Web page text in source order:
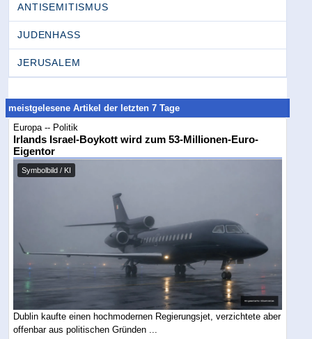
ANTISEMITISMUS
JUDENHASS
JERUSALEM
meistgelesene Artikel der letzten 7 Tage
Europa -- Politik
Irlands Israel-Boykott wird zum 53-Millionen-Euro-
Eigentor
Symbolbild / KI
Dublin kaufte einen hochmodernen Regierungsjet, verzichtete aber
offenbar aus politischen Gründen ...